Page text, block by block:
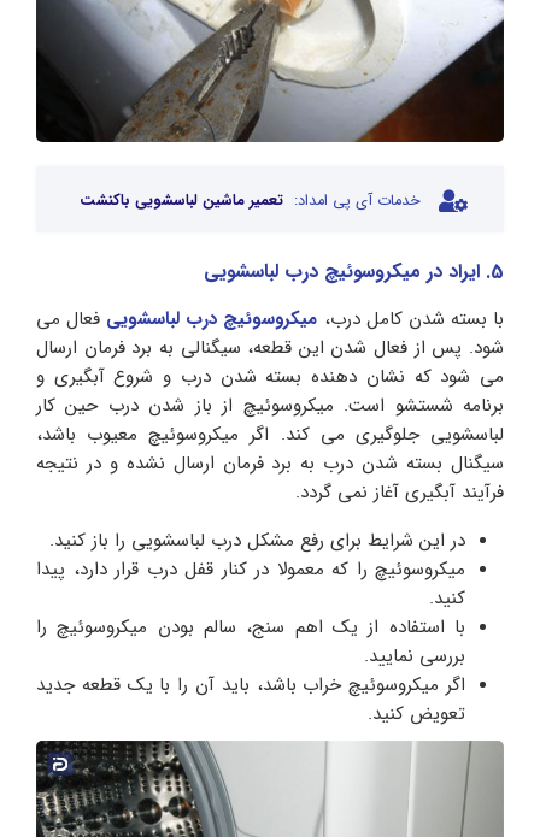
خدمات آی پی امداد: تعمیر ماشین لباسشویی باکنشت
5. ایراد در میکروسوئیچ درب لباسشویی
با بسته شدن کامل درب، میکروسوئیچ درب لباسشویی فعال می
شود. پس از فعال شدن این قطعه، سیگنالی به برد فرمان ارسال
می‌ شود که نشان‌ دهنده بسته شدن درب و شروع آبگیری و
برنامه شستشو است. میکروسوئیچ از باز شدن درب حین کار
لباسشویی جلوگیری می‌ کند. اگر میکروسوئیچ معیوب باشد،
سیگنال بسته شدن درب به برد فرمان ارسال نشده و در نتیجه
فرآیند آبگیری آغاز نمی‌ گردد.
در این شرایط برای رفع مشکل درب لباسشویی را باز کنید.
میکروسوئیچ را که معمولا در کنار قفل درب قرار دارد، پیدا
کنید.
با استفاده از یک اهم‌ سنج، سالم بودن میکروسوئیچ را
بررسی نمایید.
اگر میکروسوئیچ خراب باشد، باید آن را با یک قطعه جدید
تعویض کنید.